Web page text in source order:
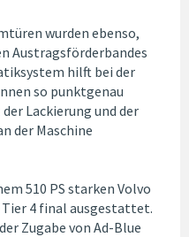
wurden ebenso,
Austragsförderbandes
hilft bei der
so punktgenau
Lackierung und der
der Maschine
510 PS starken Volvo
4 final ausgestattet.
Zugabe von Ad-Blue